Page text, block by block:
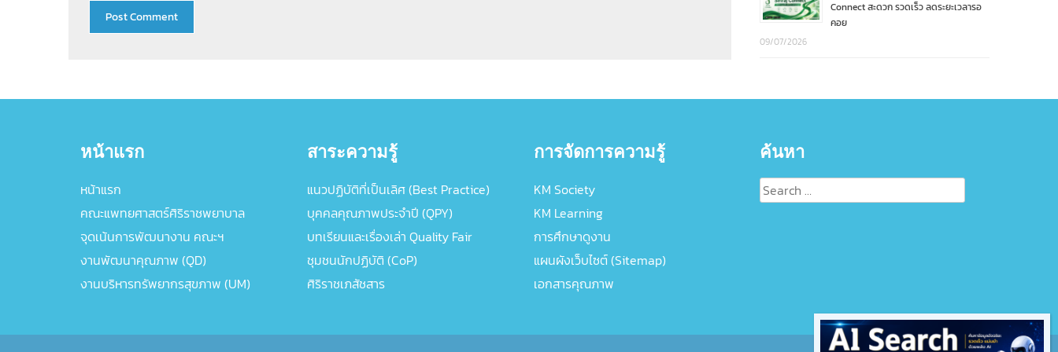
Connect สะดวก รวดเร็ว ลดระยะเวลารอ
คอย
09/07/2026
หน้าแรก
หน้าแรก
คณะแพทยศาสตร์ศิริราชพยาบาล
จุดเน้นการพัฒนางาน คณะฯ
งานพัฒนาคุณภาพ (QD)
งานบริหารทรัพยากรสุขภาพ (UM)
สาระความรู้
แนวปฏิบัติที่เป็นเลิศ (Best Practice)
บุคคลคุณภาพประจำปี (QPY)
บทเรียนและเรื่องเล่า Quality Fair
ชุมชนนักปฏิบัติ (CoP)
ศิริราชเภสัชสาร
การจัดการความรู้
KM Society
KM Learning
การศึกษาดูงาน
แผนผังเว็บไซต์ (Sitemap)
เอกสารคุณภาพ
ค้นหา
Search
for: